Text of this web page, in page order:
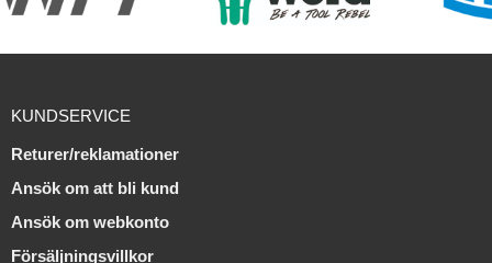
KUNDSERVICE
Returer/reklamationer
Ansök om att bli kund
Ansök om webkonto
Försäljningsvillkor